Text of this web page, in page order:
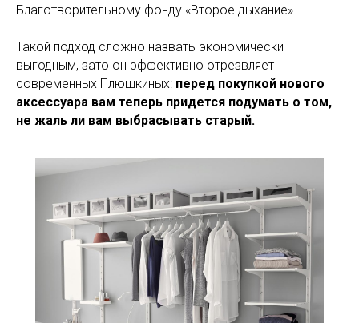
Благотворительному фонду «Второе дыхание».
Такой подход сложно назвать экономически
выгодным, зато он эффективно отрезвляет
современных Плюшкиных: перед покупкой нового
аксессуара вам теперь придется подумать о том,
не жаль ли вам выбрасывать старый.